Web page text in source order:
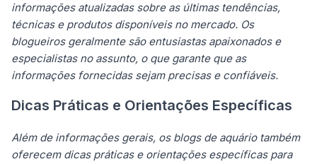
informações atualizadas sobre as últimas tendências,
técnicas e produtos disponíveis no mercado. Os
blogueiros geralmente são entusiastas apaixonados e
especialistas no assunto, o que garante que as
informações fornecidas sejam precisas e confiáveis.
Dicas Práticas e Orientações Específicas
Além de informações gerais, os blogs de aquário também
oferecem dicas práticas e orientações específicas para